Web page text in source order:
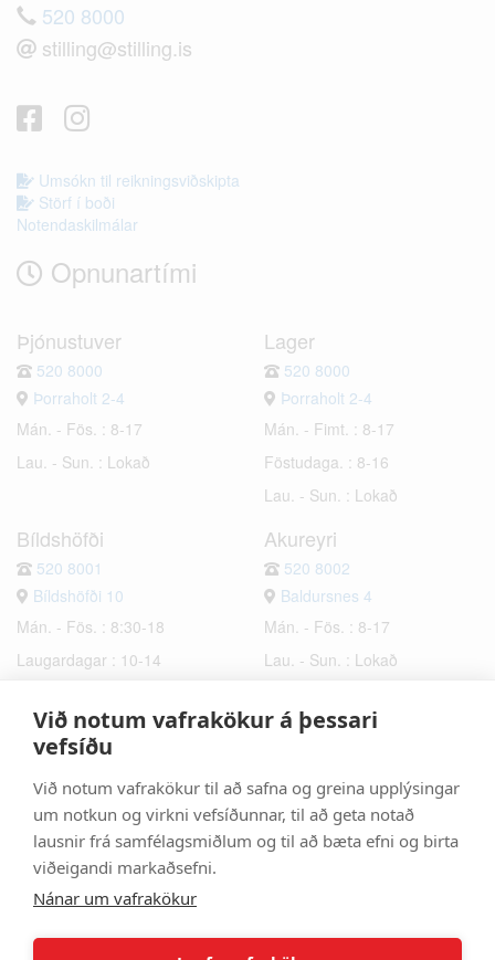
Við notum vafrakökur á þessari
vefsíðu
Við notum vafrakökur til að safna og greina upplýsingar
um notkun og virkni vefsíðunnar, til að geta notað
lausnir frá samfélagsmiðlum og til að bæta efni og birta
viðeigandi markaðsefni.
Nánar um vafrakökur
520 8000
stilling@stilling.is
Umsókn til reikningsviðskipta
Störf í boði
Notendaskilmálar
Opnunartími
Þjónustuver
520 8000
Þorraholt 2-4
Mán. - Fös. : 8-17
Lau. - Sun. : Lokað
Lager
520 8000
Þorraholt 2-4
Mán. - Fimt. : 8-17
Föstudaga. : 8-16
Lau. - Sun. : Lokað
Bíldshöfði
520 8001
Bíldshöfði 10
Mán. - Fös. : 8:30-18
Laugardagar : 10-14
Akureyri
520 8002
Baldursnes 4
Mán. - Fös. : 8-17
Lau. - Sun. : Lokað
Hafnarfjörður
Bæjarhraun 6
Mán. - Fös. : 8-17
Lau. - Sun. : Lokað
Selfoss
Hrísmýri 2a
Mán. - Fös. : 8-17
Lau. - Sun. : Lokað